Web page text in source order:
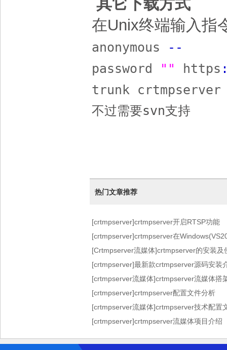
其它下载方式
在Unix终端输入指
anonymous - -
password
"" https
trunk crtmpserver
不过需要svn支持
热门文章推荐
[crtmpserver]crtmpserver开启RTSP功能
[crtmpserver]crtmpserver在
[Crtmpserver流媒体]crtmpserver的安装及
[crtmpserver]最新款crtmpserver源码安装
[crtmpserver流媒体]crtmpserver流媒体搭
[crtmpserver]crtmpserver配置文件分析
[crtmpserver流媒体]crtmpserver技术配置
[crtmpserver]crtmpserver流媒体项目介绍